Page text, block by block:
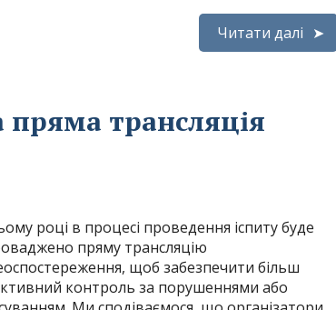
Читати далі
пряма трансляція
році в процесі проведення іспиту буде
пряму трансляцію
щоб забезпечити більш
контроль за порушеннями або